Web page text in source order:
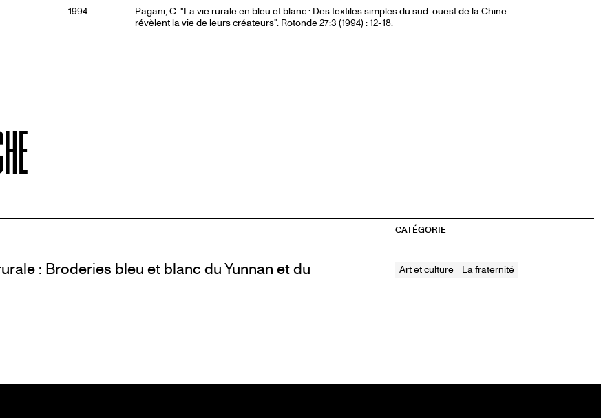
1994
Pagani, C. "La vie rurale en bleu et blanc : Des textiles simples du sud-ouest de la Chine
révèlent la vie de leurs créateurs". Rotonde 27:3 (1994) : 12-18.
CATÉGORIE
: Broderies bleu et blanc du Yunnan et du
Art et culture La fraternité